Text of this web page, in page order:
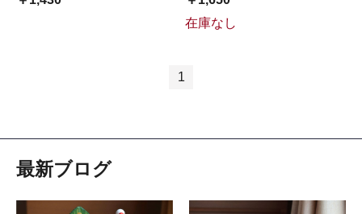
在庫なし
1
最新ブログ